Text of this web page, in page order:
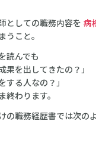
としての職務内容を 病
うこと。
読んでも
果を出してきたの？」
する人なの？」
終わります。
の職務経歴書では次の